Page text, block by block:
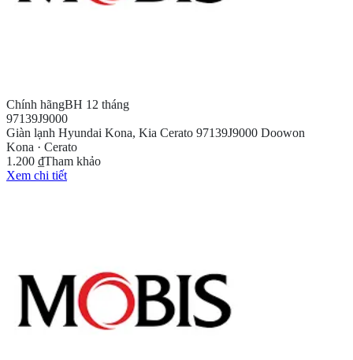
Chính hãngBH 12 tháng
97139J9000
Giàn lạnh Hyundai Kona, Kia Cerato 97139J9000 Doowon
Kona · Cerato
1.200 ₫Tham khảo
Xem chi tiết